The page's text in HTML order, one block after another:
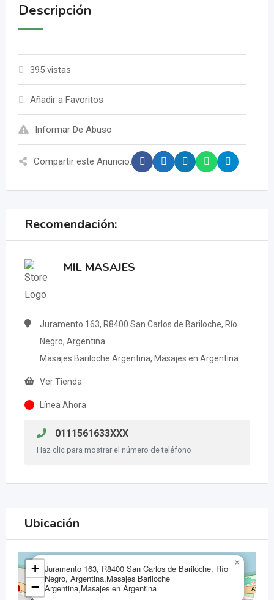
Descripción
395 vistas
Añadir a Favoritos
Informar De Abuso
Compartir este Anuncio:
Recomendación:
MIL MASAJES
Juramento 163, R8400 San Carlos de Bariloche, Río
Negro, Argentina
Masajes Bariloche Argentina, Masajes en Argentina
Ver Tienda
Línea Ahora
0111561633XXX
Haz clic para mostrar el número de teléfono
Ubicación
Juramento 163, R8400 San Carlos de Bariloche, Río
Negro, Argentina,Masajes Bariloche
Argentina,Masajes en Argentina
×
+
−